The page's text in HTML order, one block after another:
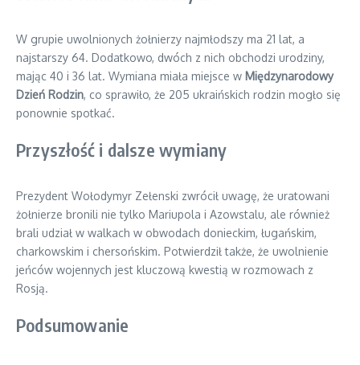
W grupie uwolnionych żołnierzy najmłodszy ma 21 lat, a
najstarszy 64. Dodatkowo, dwóch z nich obchodzi urodziny,
mając 40 i 36 lat. Wymiana miała miejsce w Międzynarodowy
Dzień Rodzin, co sprawiło, że 205 ukraińskich rodzin mogło się
ponownie spotkać.
Przyszłość i dalsze wymiany
Prezydent Wołodymyr Zełenski zwrócił uwagę, że uratowani
żołnierze bronili nie tylko Mariupola i Azowstalu, ale również
brali udział w walkach w obwodach donieckim, ługańskim,
charkowskim i chersońskim. Potwierdził także, że uwolnienie
jeńców wojennych jest kluczową kwestią w rozmowach z
Rosją.
Podsumowanie